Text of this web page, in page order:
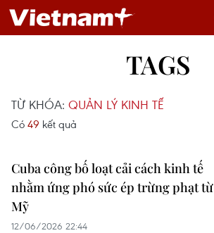
TAGS
TỪ KHÓA: QUẢN LÝ KINH TẾ
Có 49 kết quả
Cuba công bố loạt cải cách kinh tế
nhằm ứng phó sức ép trừng phạt từ
Mỹ
12/06/2026 22:44